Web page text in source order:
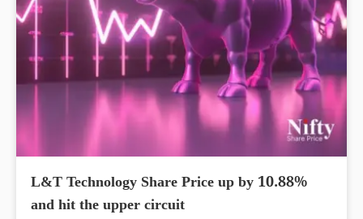
L&T Technology Share Price up by 10.88%
and hit the upper circuit